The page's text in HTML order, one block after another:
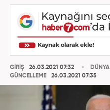
GİRİŞ
26.03.2021 07:32
GÜNCELLEME
26.03.2021 07:35
DÜNYA